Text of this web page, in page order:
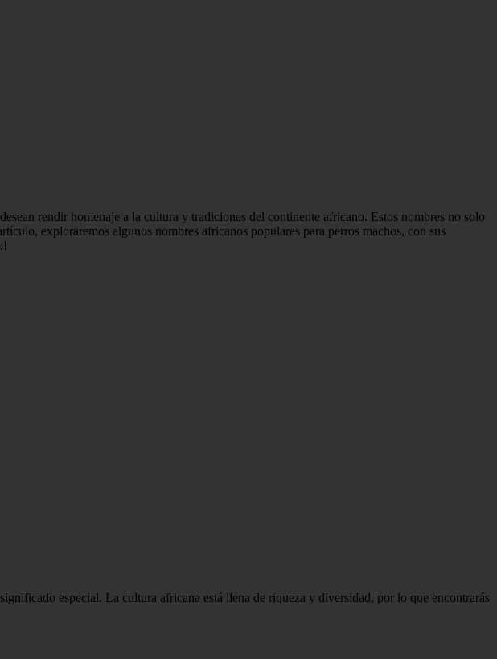
rendir homenaje a la cultura y tradiciones del continente africano. Estos nombres no solo
exploraremos algunos nombres africanos populares para perros machos, con sus
especial. La cultura africana está llena de riqueza y diversidad, por lo que encontrarás